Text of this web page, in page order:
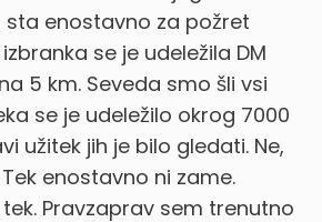
sta enostavno za požret
se je udeležila DM
5 km. Seveda smo šli vsi
se je udeležilo okrog 7000
užitek jih je bilo gledati. Ne,
enostavno ni zame.
Pravzaprav sem trenutno